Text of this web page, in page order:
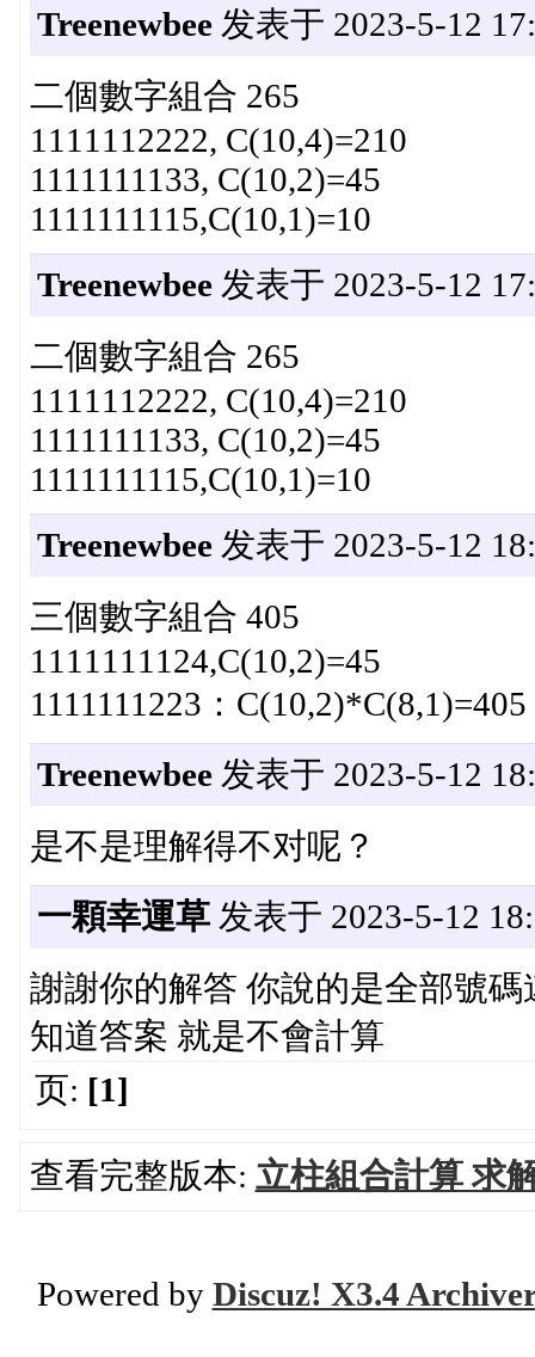
Treenewbee发表于 2023-5-12
二個數字組合 265
1111112222, C(10,4)=210
1111111133, C(10,2)=45
1111111115,C(10,1)=10
Treenewbee发表于 2023-5-12
二個數字組合 265
1111112222, C(10,4)=210
1111111133, C(10,2)=45
1111111115,C(10,1)=10
Treenewbee发表于 2023-5-12
三個數字組合 405
1111111124,C(10,2)=45
1111111223：C(10,2)*C(8,1)=405
Treenewbee发表于 2023-5-12
是不是理解得不对呢？
一顆幸運草发表于 2023-5-12
謝謝你的解答 你說的是全部號
知道答案 就是不會計算
页: [1]
查看完整版本: 立柱組合計算 求
Powered by Discuz! X3.4